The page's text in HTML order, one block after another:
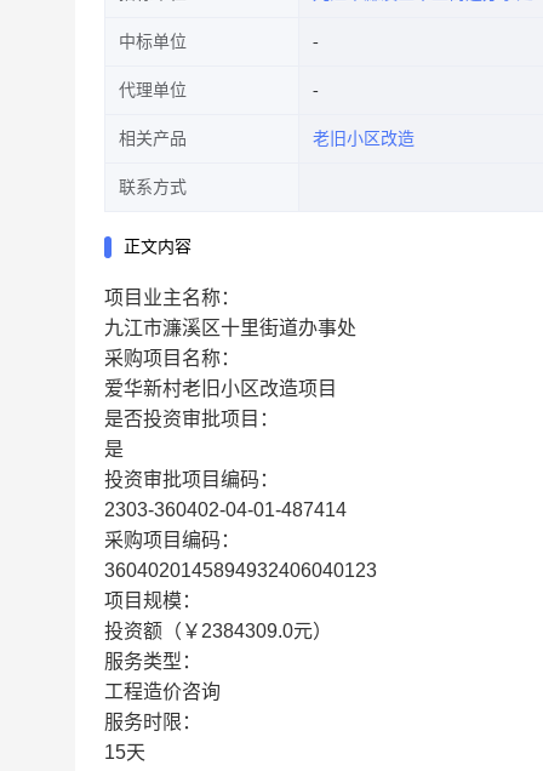
中标单位
代理单位
相关产品 老旧小区改造
联系方式
正文内容
项目业主名称：
九江市濂溪区十里街道办事处
采购项目名称：
爱华新村老旧小区改造项目
是否投资审批项目：
是
投资审批项目编码：
2303-360402-04-01-487414
采购项目编码：
3604020145894932406040123
项目规模：
投资额（￥2384309.0元）
服务类型：
工程造价咨询
服务时限：
15天